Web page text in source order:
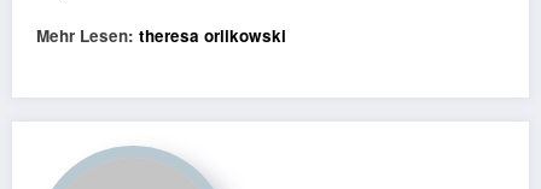
Mehr Lesen: theresa orlikowski